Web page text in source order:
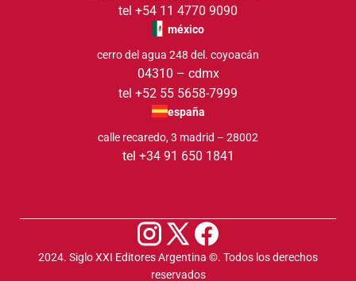
tel +54 11 4770 9090
méxico
cerro del agua 248 del. coyoacán
04310 – cdmx
tel +52 55 5658-7999
españa
calle recaredo, 3 madrid – 28002
tel +34 91 650 1841
2024. Siglo XXI Editores Argentina ©️. Todos los derechos
reservados